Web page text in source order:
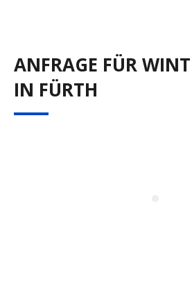
ANFRAGE FÜR
IN FÜRTH